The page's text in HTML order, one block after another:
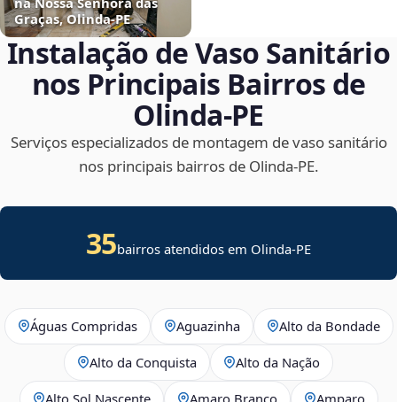
Graças, Olinda‑PE
Instalação de Vaso Sanitário
nos Principais Bairros de
Olinda‑PE
Serviços especializados de montagem de vaso sanitário
nos principais bairros de Olinda‑PE.
35bairros atendidos em Olinda-PE
Águas Compridas Aguazinha Alto da Bondade
Alto da Conquista Alto da Nação
Alto Sol Nascente Amaro Branco Amparo